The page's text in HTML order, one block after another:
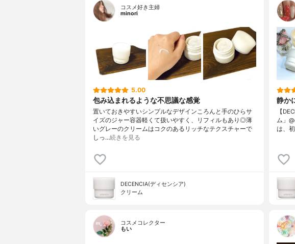
コスメ好き主婦
minori
5.00
包み込まれるような不思議な感覚
置いておきやすいシンプルなデザインころんと手のひらサ
イズのジャー容器軽くて扱いやすく、リフィルもあり◎薄
いグレーのクリームはコクのあるリッチなテクスチャーで
しっ…続きを見る
DECENCIA(ディセンシア)
クリーム
静か
【
ム」
は、
コスメコレクター
もい